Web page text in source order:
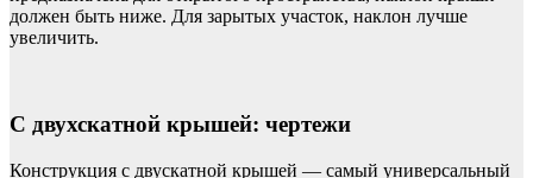
должен быть ниже. Для зарытых участок, наклон лучше
увеличить.
С двухскатной крышей: чертежи
Конструкция с двускатной крышей — самый универсальный